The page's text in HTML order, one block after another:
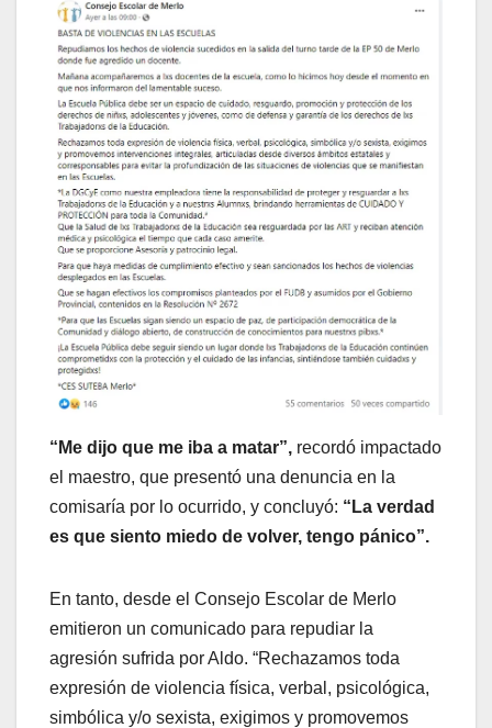
“Me dijo que me iba a matar”, recordó impactado
el maestro, que presentó una denuncia en la
comisaría por lo ocurrido, y concluyó: “La verdad
es que siento miedo de volver, tengo pánico”.
En tanto, desde el Consejo Escolar de Merlo
emitieron un comunicado para repudiar la
agresión sufrida por Aldo. “Rechazamos toda
expresión de violencia física, verbal, psicológica,
simbólica y/o sexista, exigimos y promovemos